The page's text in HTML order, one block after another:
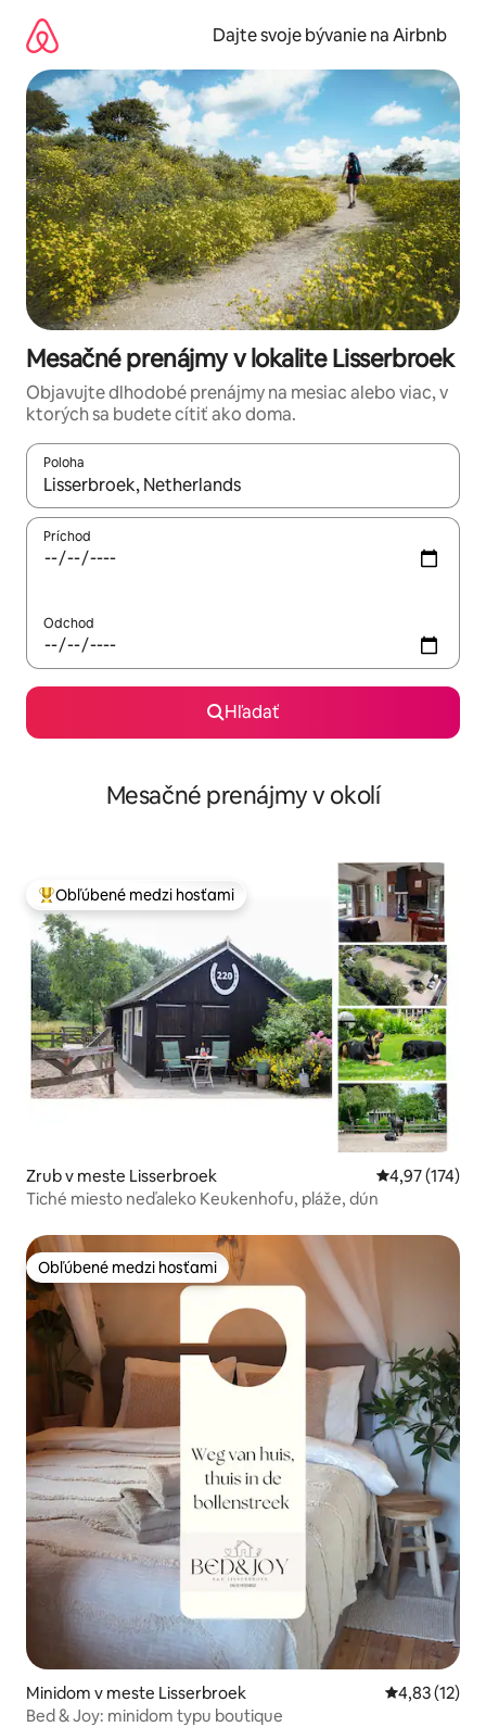
obsah.
Dajte svoje bývanie na Airbnb
Mesačné prenájmy v lokalite Lisserbroek
Objavujte dlhodobé prenájmy na mesiac alebo viac, v
ktorých sa budete cítiť ako doma.
Poloha
Keď budú výsledky k dispozícii, môžete si ich prechádzať
Príchod
Odchod
Hľadať
Mesačné prenájmy v okolí
Najobľúbenejšie medzi hosťami
Obľúbené medzi hosťami
Zrub v meste Lisserbroek Priemerné
4,97 (174)
Tiché miesto neďaleko Keukenhofu, pláže, dún
Obľúbené medzi hosťami
Obľúbené medzi hosťami
Minidom v meste Lisserbroek Priemerné
4,83 (12)
Bed & Joy: minidom typu boutique